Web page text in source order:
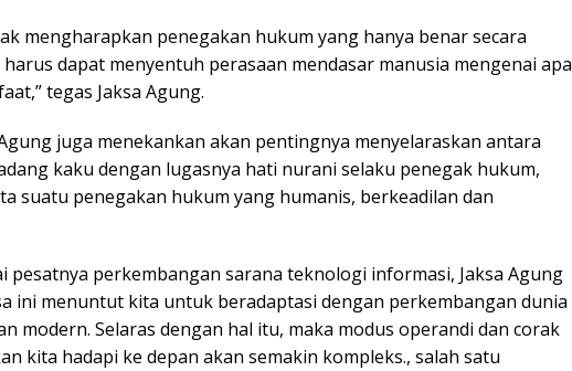
mengharapkan penegakan hukum yang hanya benar secara
dapat menyentuh perasaan mendasar manusia mengenai apa
tegas Jaksa Agung.
juga menekankan akan pentingnya menyelaraskan antara
kaku dengan lugasnya hati nurani selaku penegak hukum,
suatu penegakan hukum yang humanis, berkeadilan dan
pesatnya perkembangan sarana teknologi informasi, Jaksa Agung
ini menuntut kita untuk beradaptasi dengan perkembangan dunia
modern. Selaras dengan hal itu, maka modus operandi dan corak
kita hadapi ke depan akan semakin kompleks., salah satu